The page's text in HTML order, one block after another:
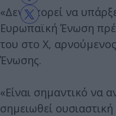
«Δεν μπορεί να
Ευρωπαϊκή Ένωση
του στο X,
Ένωσης.
«Είναι σημαντικό να
σημειωθεί